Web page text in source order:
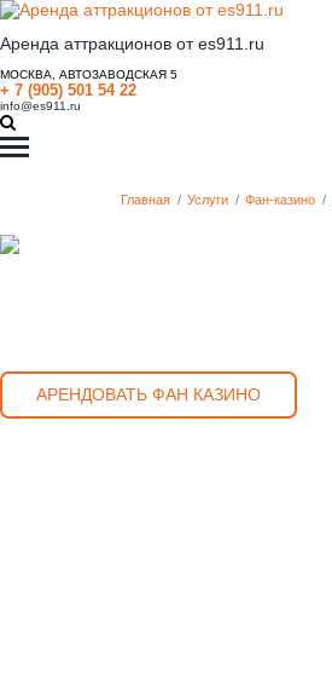
Аренда аттракционов от es911.ru
МОСКВА, АВТОЗАВОДСКАЯ 5
+ 7 (905) 501 54 22
info@es911.ru
Главная / Услуги / Фан-казино /
АРЕНДОВАТЬ ФАН КАЗИНО